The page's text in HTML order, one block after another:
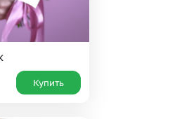
Купить